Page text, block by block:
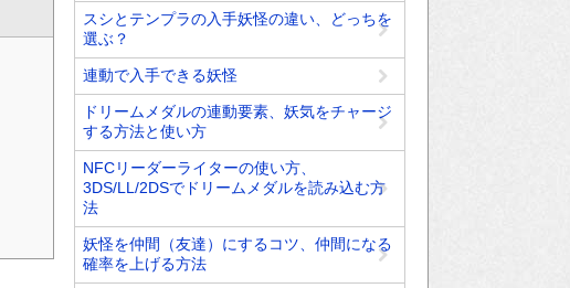
スシとテンプラの入手妖怪の違い、どっちを
選ぶ？
連動で入手できる妖怪
ドリームメダルの連動要素、妖気をチャージ
する方法と使い方
NFCリーダーライターの使い方、
3DS/LL/2DSでドリームメダルを読み込む方
法
妖怪を仲間（友達）にするコツ、仲間になる
確率を上げる方法